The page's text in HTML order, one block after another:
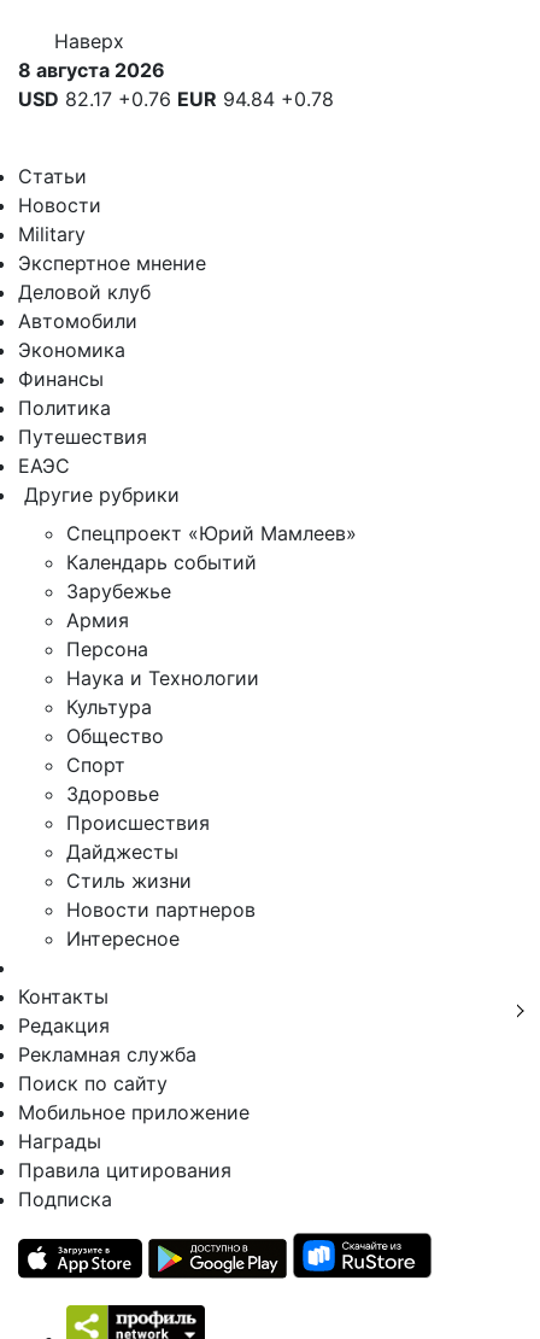
Наверх
8 августа 2026
USD 82.17 +0.76 EUR 94.84 +0.78
Статьи
Новости
Military
Экспертное мнение
Деловой клуб
Автомобили
Экономика
Финансы
Политика
Путешествия
ЕАЭС
Другие рубрики
Спецпроект «Юрий Мамлеев»
Календарь событий
Зарубежье
Армия
Персона
Наука и Технологии
Культура
Общество
Спорт
Здоровье
Происшествия
Дайджесты
Стиль жизни
Новости партнеров
Интересное
Контакты
Редакция
Рекламная служба
Поиск по сайту
Мобильное приложение
Награды
Правила цитирования
Подписка